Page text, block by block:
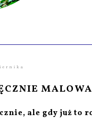
ale gdy już to